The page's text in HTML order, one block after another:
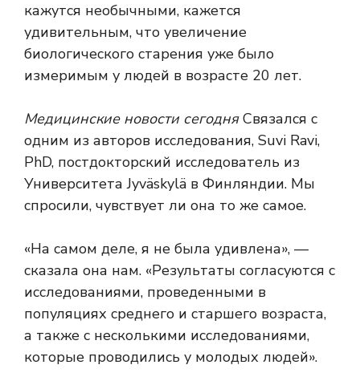
кажутся необычными, кажется
удивительным, что увеличение
биологического старения уже было
измеримым у людей в возрасте 20 лет.
Медицинские новости сегодняСвязался с
одним из авторов исследования, Suvi Ravi,
PhD, постдокторский исследователь из
Университета Jyväskylä в Финляндии. Мы
спросили, чувствует ли она то же самое.
«На самом деле, я не была удивлена», —
сказала она нам. «Результаты согласуются с
исследованиями, проведенными в
популяциях среднего и старшего возраста,
а также с несколькими исследованиями,
которые проводились у молодых людей».